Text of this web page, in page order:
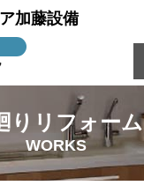
加藤設備
りリフォーム
WORKS